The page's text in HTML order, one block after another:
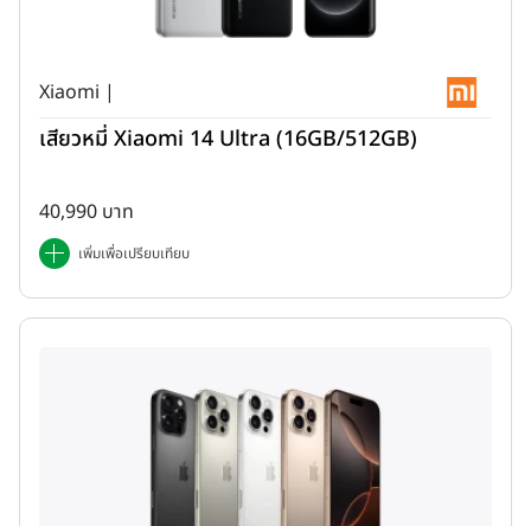
ด้านข้างขวาตัวเครื่อง มีปุ่มกดปรับระดับเสียง (Volume) และปุ่มกดเปิด-
ปิดตัวเครื่อง (Power) ซึ่งใช้เป็นแป้นสัมผัสสำหรับใช้สแกนนิ้วมือในตัว
Xiaomi |
เสียวหมี่ Xiaomi 14 Ultra (16GB/512GB)
40,990 บาท
เพิ่มเพื่อเปรียบเทียบ